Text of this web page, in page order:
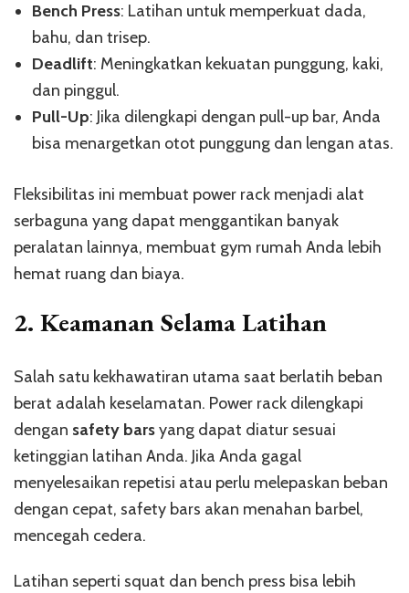
Bench Press: Latihan untuk memperkuat dada,
bahu, dan trisep.
Deadlift: Meningkatkan kekuatan punggung, kaki,
dan pinggul.
Pull-Up: Jika dilengkapi dengan pull-up bar, Anda
bisa menargetkan otot punggung dan lengan atas.
Fleksibilitas ini membuat power rack menjadi alat
serbaguna yang dapat menggantikan banyak
peralatan lainnya, membuat gym rumah Anda lebih
hemat ruang dan biaya.
2. Keamanan Selama Latihan
Salah satu kekhawatiran utama saat berlatih beban
berat adalah keselamatan. Power rack dilengkapi
dengan safety barsyang dapat diatur sesuai
ketinggian latihan Anda. Jika Anda gagal
menyelesaikan repetisi atau perlu melepaskan beban
dengan cepat, safety bars akan menahan barbel,
mencegah cedera.
Latihan seperti squat dan bench press bisa lebih